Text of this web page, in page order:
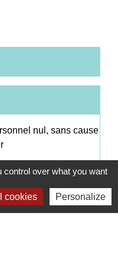
nul, sans cause
injustifié ou
over what you want
cookies Personalize